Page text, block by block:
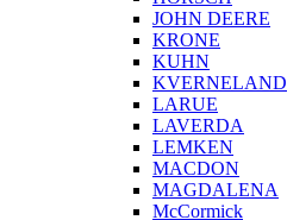
JOHN DEERE
KRONE
KUHN
KVERNELAND
LARUE
LAVERDA
LEMKEN
MACDON
MAGDALENA
McCormick